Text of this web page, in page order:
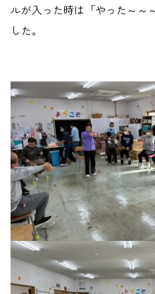
ルが入った時は「やった～～
した。